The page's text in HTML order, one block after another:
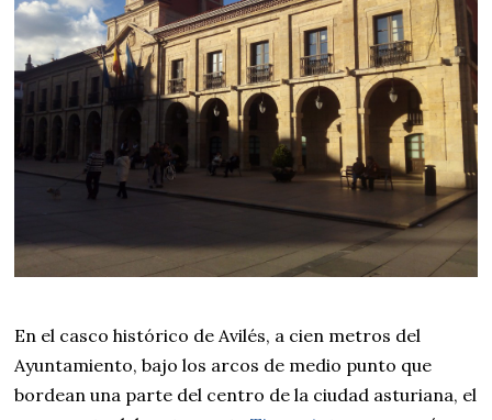
En el casco histórico de Avilés, a cien metros del
Ayuntamiento, bajo los arcos de medio punto que
bordean una parte del centro de la ciudad asturiana, el